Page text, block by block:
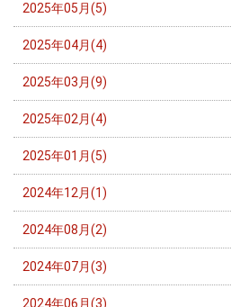
2025年05月(5)
2025年04月(4)
2025年03月(9)
2025年02月(4)
2025年01月(5)
2024年12月(1)
2024年08月(2)
2024年07月(3)
2024年06月(3)